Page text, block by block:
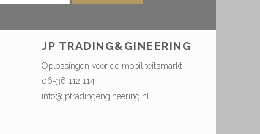
JP TRADING&GINEERING
Oplossingen voor de mobiliteitsmarkt
06-36 112 114
info@jptradingengineering.nl